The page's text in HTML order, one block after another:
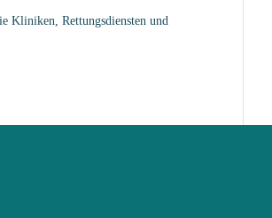
Kliniken, Rettungsdiensten und